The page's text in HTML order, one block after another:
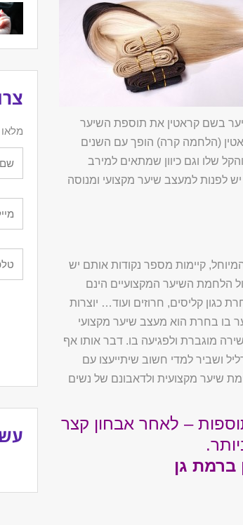
בשם קראטין את תוספת השיער
(הלחמה קרה) הופך עם השנים
שלו וגם כיוון שמתאים למירב
לפנות למעצב שיער מקצועי ומנוסה
קיימות מספר נקודות אותם יש
הלחמת השיער המקצועיים הינם
כגון קליסים, חרוזים ועוד… יוצרות
בו בחרת הוא מעצב שיער מקצועי
מוגברת ולפגיעה בו. דבר אותו אף
ושביר למדי חשוב שיתייעצו עם
שיער מקצועית ולדאבונם של נשים
– לאחר אבחון קצר